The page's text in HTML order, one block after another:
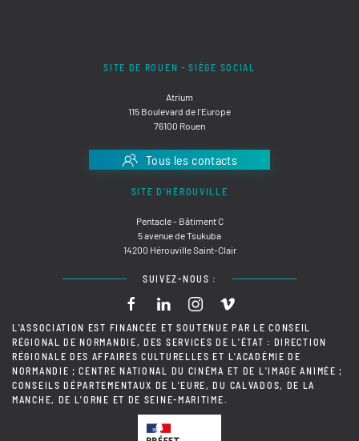
SITE DE ROUEN - SIÈGE SOCIAL
Atrium
115 Boulevard de l'Europe
76100 Rouen
Tous les contacts
SITE D'HÉROUVILLE
Pentacle - Bâtiment C
5 avenue de Tsukuba
14200 Hérouville Saint-Clair
SUIVEZ-NOUS :
L'ASSOCIATION EST FINANCÉE ET SOUTENUE PAR LE CONSEIL
RÉGIONAL DE NORMANDIE, DES SERVICES DE L'ÉTAT : DIRECTION
RÉGIONALE DES AFFAIRES CULTURELLES ET L'ACADÉMIE DE
NORMANDIE ; CENTRE NATIONAL DU CINÉMA ET DE L'IMAGE ANIMÉE ;
CONSEILS DÉPARTEMENTAUX DE L'EURE, DU CALVADOS, DE LA
MANCHE, DE L'ORNE ET DE SEINE-MARITIME.